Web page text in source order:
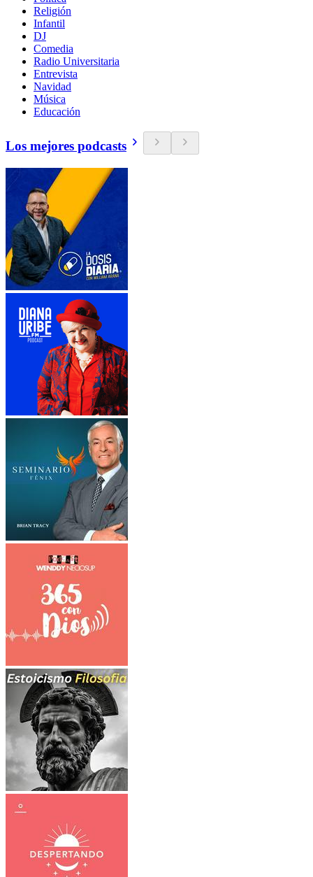
Religión
Infantil
DJ
Comedia
Radio Universitaria
Entrevista
Navidad
Música
Educación
Los mejores podcasts